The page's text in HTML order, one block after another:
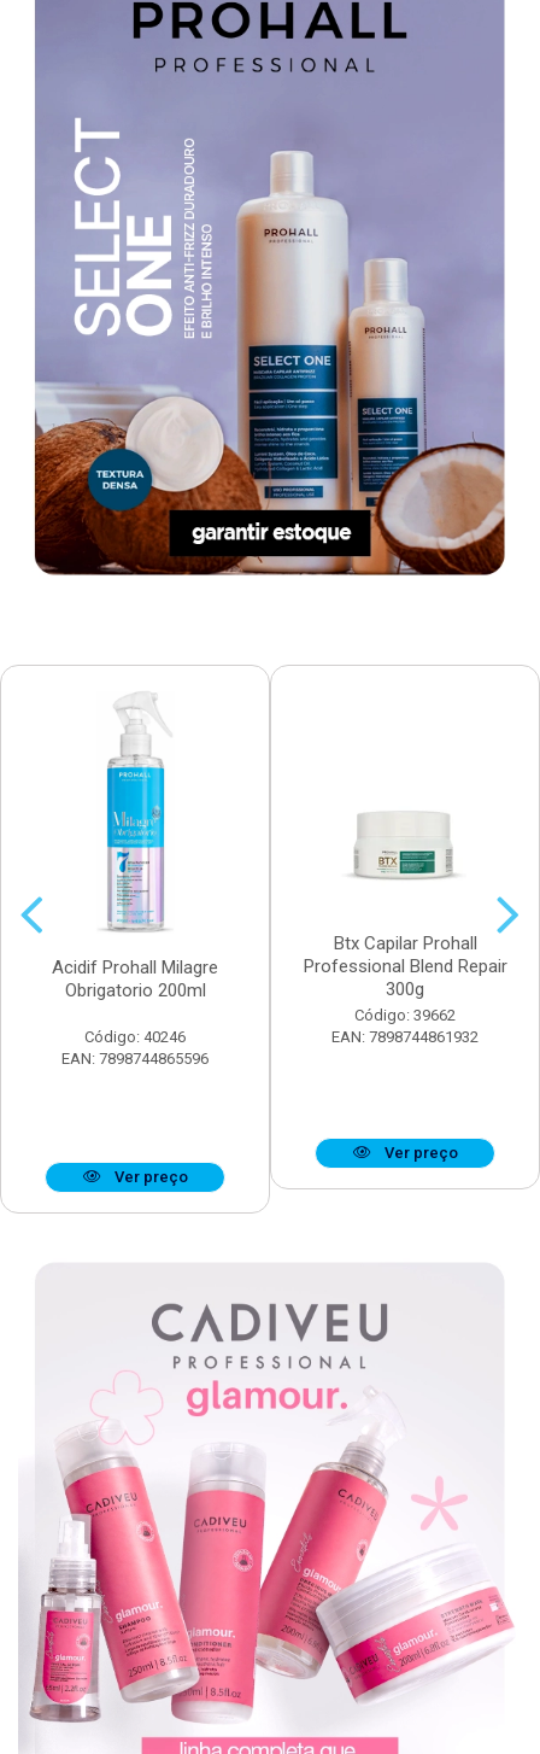
Acidif Prohall Milagre
Obrigatorio 200ml
Código: 40246
EAN: 7898744865596
Ver preço
Btx Capilar Prohall
Professional Blend Repair
300g
Código: 39662
EAN: 7898744861932
Ver preço